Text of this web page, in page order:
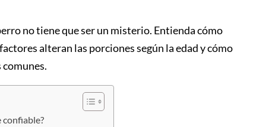
no tiene que ser un misterio. Entienda cómo
alteran las porciones según la edad y cómo
confiable?